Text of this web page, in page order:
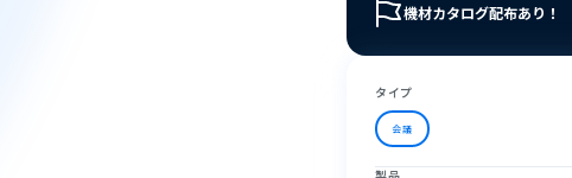
機材カタログ配布あり！
タイプ
会議